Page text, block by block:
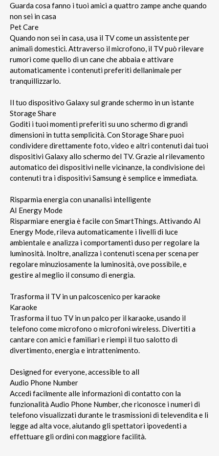
Guarda cosa fanno i tuoi amici a quattro zampe anche quando
non sei in casa
Pet Care
Quando non sei in casa, usa il TV come un assistente per
animali domestici. Attraverso il microfono, il TV può rilevare
rumori come quello di un cane che abbaia e attivare
automaticamente i contenuti preferiti dellanimale per
tranquillizzarlo.
Il tuo dispositivo Galaxy sul grande schermo in un istante
Storage Share
Goditi i tuoi momenti preferiti su uno schermo di grandi
dimensioni in tutta semplicità. Con Storage Share puoi
condividere direttamente foto, video e altri contenuti dai tuoi
dispositivi Galaxy allo schermo del TV. Grazie al rilevamento
automatico dei dispositivi nelle vicinanze, la condivisione dei
contenuti tra i dispositivi Samsung è semplice e immediata.
Risparmia energia con unanalisi intelligente
AI Energy Mode
Risparmiare energia è facile con SmartThings. Attivando AI
Energy Mode, rileva automaticamente i livelli di luce
ambientale e analizza i comportamenti duso per regolare la
luminosità. Inoltre, analizza i contenuti scena per scena per
regolare minuziosamente la luminosità, ove possibile, e
gestire al meglio il consumo di energia.
Trasforma il TV in un palcoscenico per karaoke
Karaoke
Trasforma il tuo TV in un palco per il karaoke, usando il
telefono come microfono o microfoni wireless. Divertiti a
cantare con amici e familiari e riempi il tuo salotto di
divertimento, energia e intrattenimento.
Designed for everyone, accessible to all
Audio Phone Number
Accedi facilmente alle informazioni di contatto con la
funzionalità Audio Phone Number, che riconosce i numeri di
telefono visualizzati durante le trasmissioni di televendita e li
legge ad alta voce, aiutando gli spettatori ipovedenti a
effettuare gli ordini con maggiore facilità.